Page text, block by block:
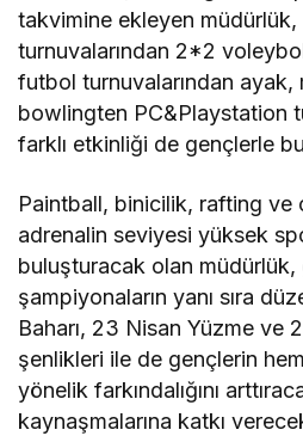
takvimine ekleyen
turnuvalarından 2*2
futbol turnuvalarından ayak,
bowlingten PC&Playstation
farklı etkinliği de gençlerle
Paintball, binicilik, rafting ve
adrenalin seviyesi yüksek
buluşturacak olan
şampiyonaların yanı sıra
Baharı, 23 Nisan Yüzme ve
şenlikleri ile de gençlerin
yönelik farkındalığını
kaynaşmalarına katkı